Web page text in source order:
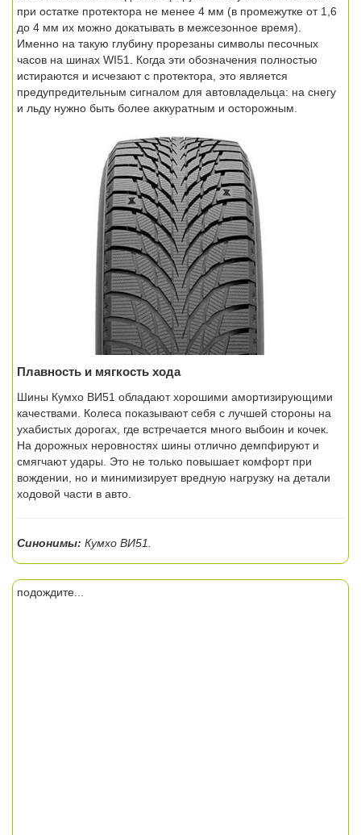
при остатке протектора не менее 4 мм (в промежутке от 1,6
до 4 мм их можно докатывать в межсезонное время).
Именно на такую глубину прорезаны символы песочных
часов на шинах WI51. Когда эти обозначения полностью
истираются и исчезают с протектора, это является
предупредительным сигналом для автовладельца: на снегу
и льду нужно быть более аккуратным и осторожным.
Плавность и мягкость хода
Шины Кумхо ВИ51 обладают хорошими амортизирующими
качествами. Колеса показывают себя с лучшей стороны на
ухабистых дорогах, где встречается много выбоин и кочек.
На дорожных неровностях шины отлично демпфируют и
смягчают удары. Это не только повышает комфорт при
вождении, но и минимизирует вредную нагрузку на детали
ходовой части в авто.
Синонимы: Кумхо ВИ51.
подождите...